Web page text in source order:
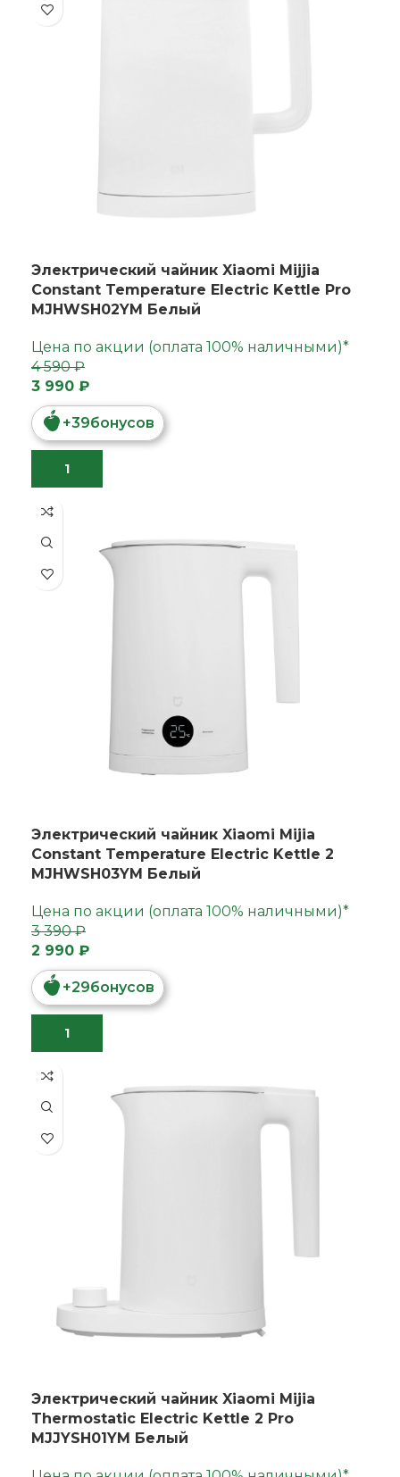
Электрический чайник Xiaomi Mijjia
Constant Temperature Electric Kettle Pro
MJHWSH02YM Белый
Цена по акции (оплата 100% наличными)*
3 990 ₽
+39бонусов
4 590 ₽
Электрический чайник Xiaomi Mijia
Constant Temperature Electric Kettle 2
MJHWSH03YM Белый
Цена по акции (оплата 100% наличными)*
2 990 ₽
+29бонусов
3 390 ₽
Электрический чайник Xiaomi Mijia
Thermostatic Electric Kettle 2 Pro
MJJYSH01YM Белый